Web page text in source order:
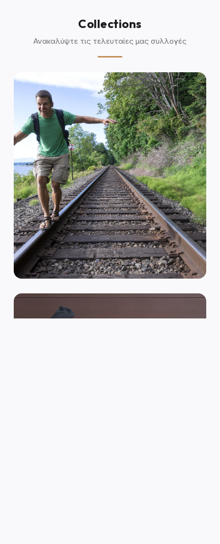
Collections
Ανακαλύψτε τις τελευταίες μας συλλογές
VAN HIPSTER